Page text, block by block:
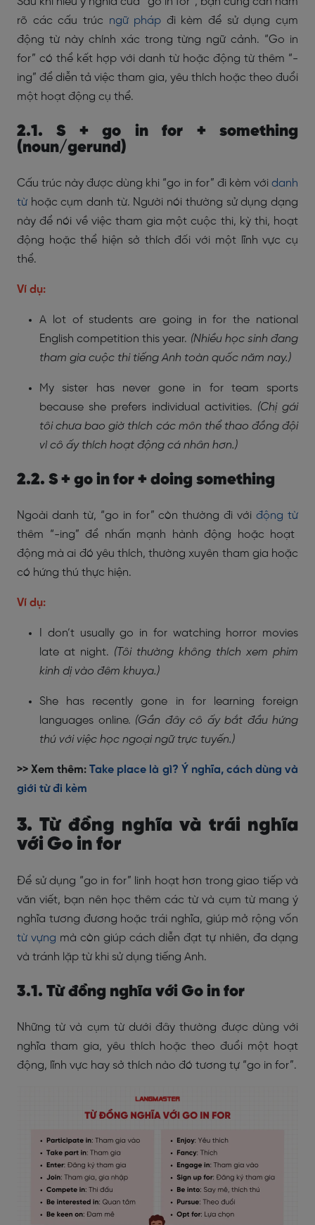
rõ các cấu trúc ngữ pháp đi kèm để sử dụng cụm
động từ này chính xác trong từng ngữ cảnh. “Go in
for” có thể kết hợp với danh từ hoặc động từ thêm “-
ing” để diễn tả việc tham gia, yêu thích hoặc theo đuổi
một hoạt động cụ thể.
2.1. S + go in for + something
(noun/gerund)
Cấu trúc này được dùng khi “go in for” đi kèm với danh
từ hoặc cụm danh từ. Người nói thường sử dụng dạng
này để nói về việc tham gia một cuộc thi, kỳ thi, hoạt
động hoặc thể hiện sở thích đối với một lĩnh vực cụ
thể.
Ví dụ:
A lot of students are going in for the national
English competition this year. (Nhiều học sinh đang
tham gia cuộc thi tiếng Anh toàn quốc năm nay.)
My sister has never gone in for team sports
because she prefers individual activities. (Chị gái
tôi chưa bao giờ thích các môn thể thao đồng đội
vì cô ấy thích hoạt động cá nhân hơn.)
2.2. S + go in for + doing something
Ngoài danh từ, “go in for” còn thường đi vớiđộng từ
thêm “-ing” để nhấn mạnh hành động hoặc hoạt
động mà ai đó yêu thích, thường xuyên tham gia hoặc
có hứng thú thực hiện.
Ví dụ:
I don’t usually go in for watching horror movies
late at night. (Tôi thường không thích xem phim
kinh dị vào đêm khuya.)
She has recently gone in for learning foreign
languages online. (Gần đây cô ấy bắt đầu hứng
thú với việc học ngoại ngữ trực tuyến.)
>> Xem thêm:Take place là gì? Ý nghĩa, cách dùng và
giới từ đi kèm
3. Từ đồng nghĩa và trái nghĩa
với Go in for
Để sử dụng “go in for” linh hoạt hơn trong giao tiếp và
văn viết, bạn nên học thêm các từ và cụm từ mang ý
nghĩa tương đương hoặc trái nghĩa, giúp mở rộng vốn
từ vựng mà còn giúp cách diễn đạt tự nhiên, đa dạng
và tránh lặp từ khi sử dụng tiếng Anh.
3.1. Từ đồng nghĩa với Go in for
Những từ và cụm từ dưới đây thường được dùng với
nghĩa tham gia, yêu thích hoặc theo đuổi một hoạt
động, lĩnh vực hay sở thích nào đó tương tự “go in for”.